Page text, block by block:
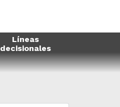
Líneas
decisionales